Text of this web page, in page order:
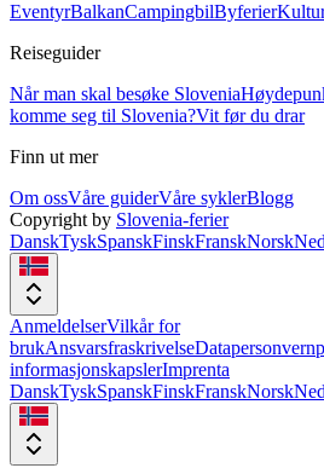
EventyrBalkanCampingbilByferier
Reiseguider
Når man skal besøke Slovenia
komme seg til Slovenia?Vit før du drar
Finn ut mer
Om ossVåre guiderVåre syklerBlogg
Copyright by Slovenia-ferier
DanskTyskSpanskFinskFranskNorsk
AnmeldelserVilkår for
brukAnsvarsfraskrivelse
informasjonskapslerImprenta
DanskTyskSpanskFinskFranskNorsk